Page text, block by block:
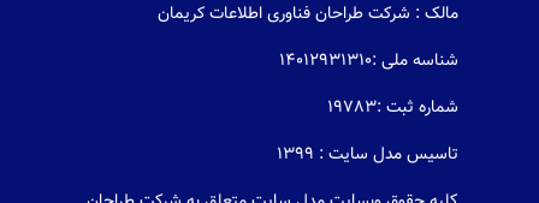
مالک : شرکت طراحان فناوری اطلاعات كريمان
شناسه ملی :14012931310
شماره ثبت :19783
تاسیس مدل سایت : 1399